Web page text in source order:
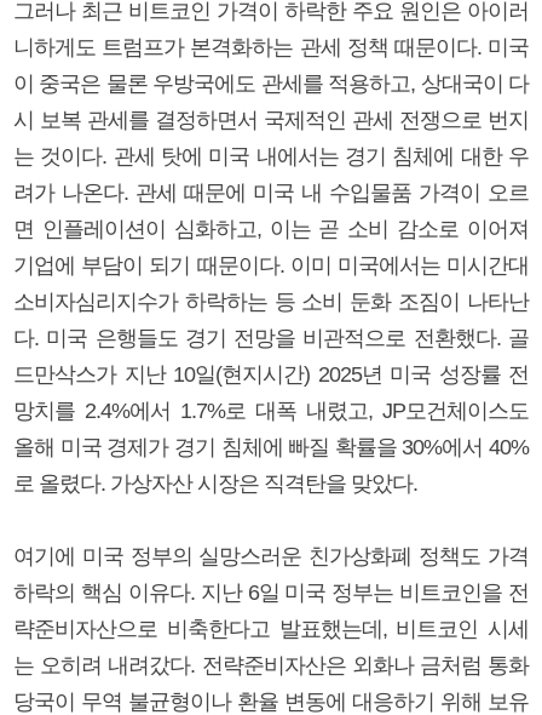
그러나 최근 비트코인 가격이 하락한 주요 원인은 아이러
니하게도 트럼프가 본격화하는 관세 정책 때문이다. 미국
이 중국은 물론 우방국에도 관세를 적용하고, 상대국이 다
시 보복 관세를 결정하면서 국제적인 관세 전쟁으로 번지
는 것이다. 관세 탓에 미국 내에서는 경기 침체에 대한 우
려가 나온다. 관세 때문에 미국 내 수입물품 가격이 오르
면 인플레이션이 심화하고, 이는 곧 소비 감소로 이어져
기업에 부담이 되기 때문이다. 이미 미국에서는 미시간대
소비자심리지수가 하락하는 등 소비 둔화 조짐이 나타난
다. 미국 은행들도 경기 전망을 비관적으로 전환했다. 골
드만삭스가 지난 10일(현지시간) 2025년 미국 성장률 전
망치를 2.4%에서 1.7%로 대폭 내렸고, JP모건체이스도
올해 미국 경제가 경기 침체에 빠질 확률을 30%에서 40%
로 올렸다. 가상자산 시장은 직격탄을 맞았다.
여기에 미국 정부의 실망스러운 친가상화폐 정책도 가격
하락의 핵심 이유다. 지난 6일 미국 정부는 비트코인을 전
략준비자산으로 비축한다고 발표했는데, 비트코인 시세
는 오히려 내려갔다. 전략준비자산은 외화나 금처럼 통화
당국이 무역 불균형이나 환율 변동에 대응하기 위해 보유